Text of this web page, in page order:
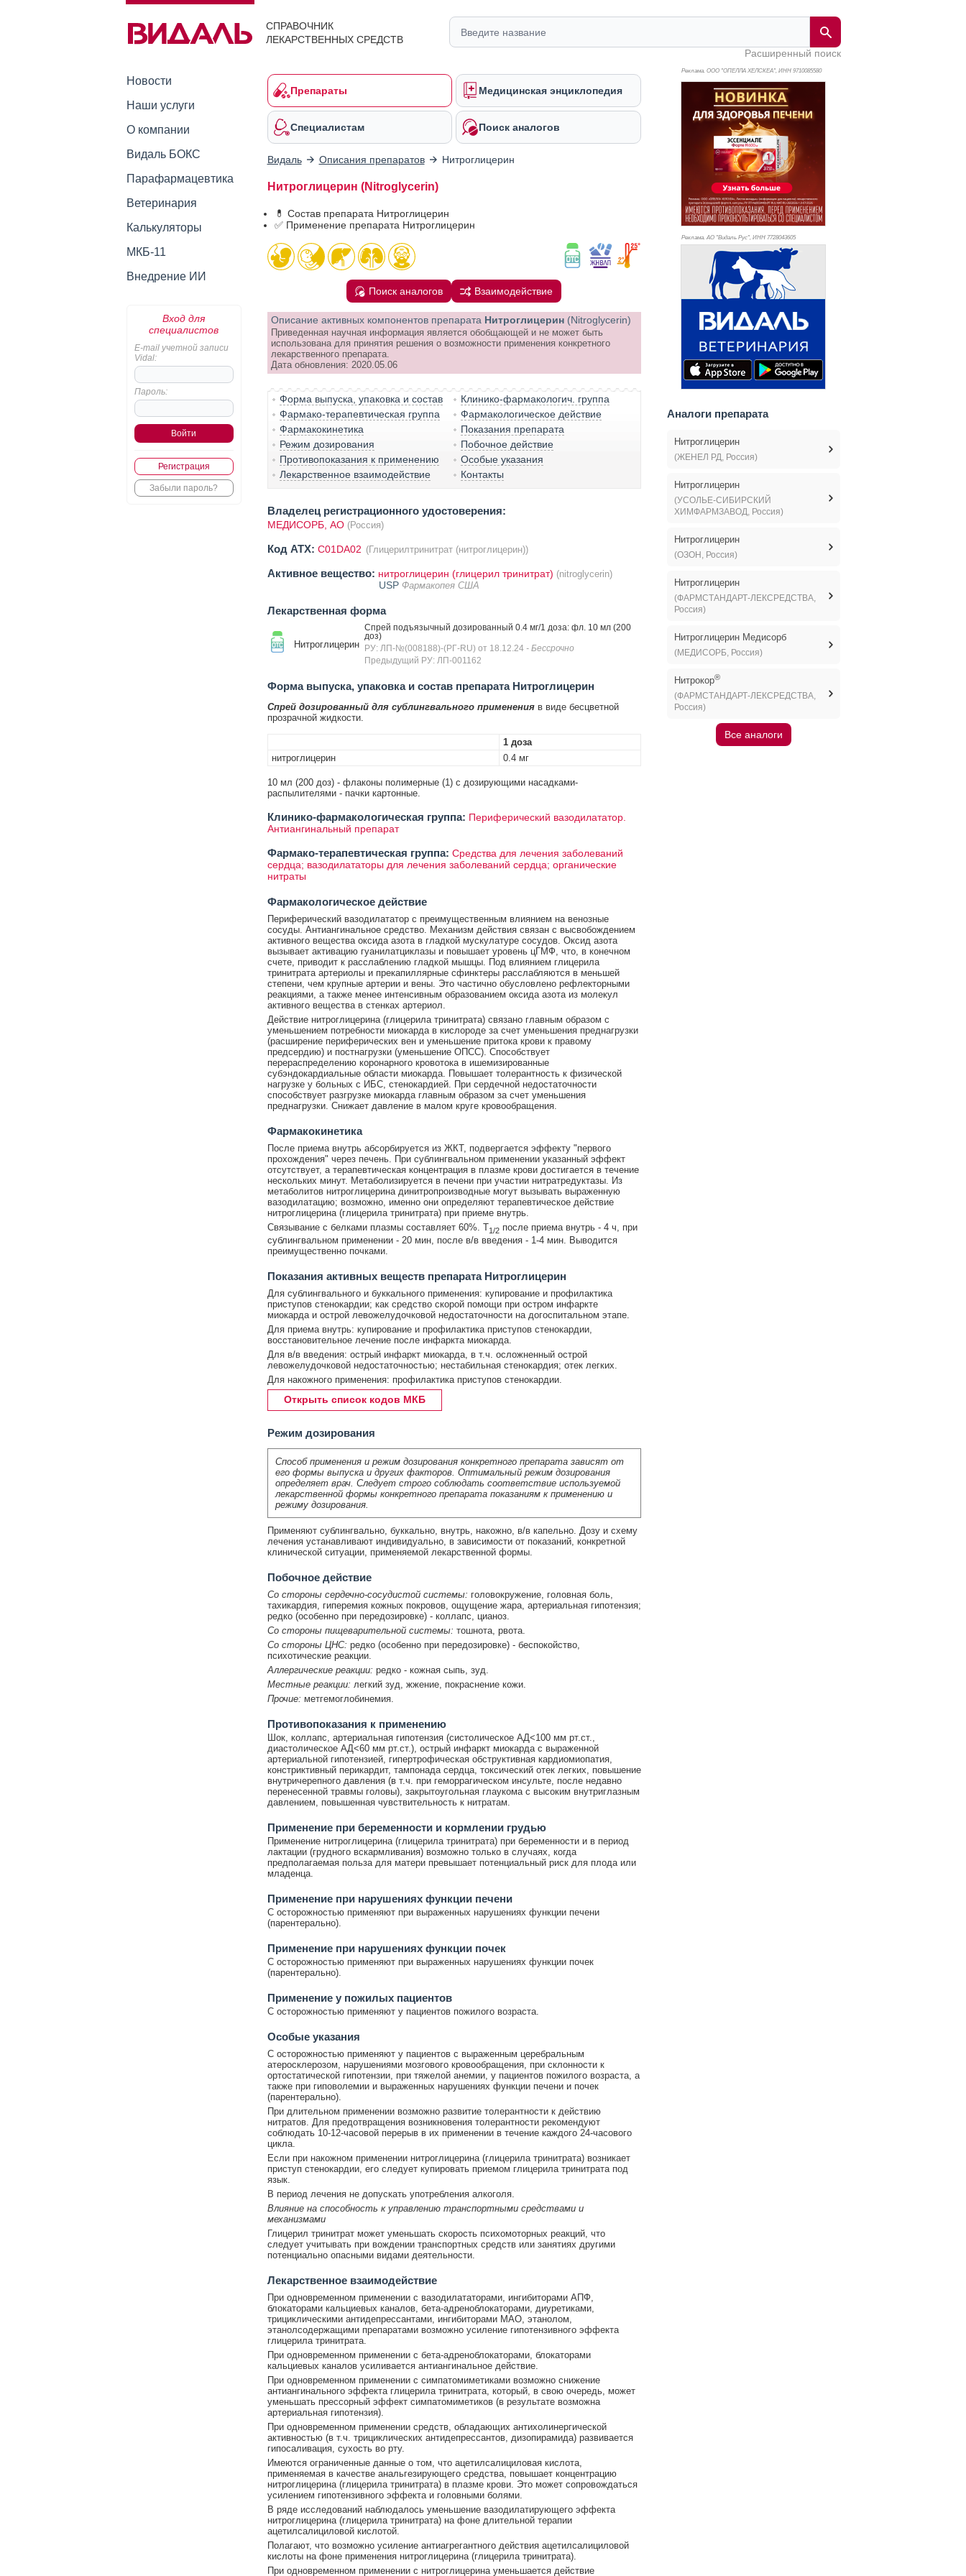
СПРАВОЧНИК
ЛЕКАРСТВЕННЫХ СРЕДСТВ
Расширенный поиск
Новости
Наши услуги
О компании
Видаль БОКС
Парафармацевтика
Ветеринария
Калькуляторы
МКБ-11
Внедрение ИИ
Вход для
специалистов
E-mail учетной записи
Vidal:
Пароль:
Регистрация
Забыли пароль?
Препараты Медицинская энциклопедия
Специалистам Поиск аналогов
Видаль Описания препаратов Нитроглицерин
Нитроглицерин (Nitroglycerin)
💊 Состав препарата Нитроглицерин
✅ Применение препарата Нитроглицерин
Поиск аналогов Взаимодействие
Описание активных компонентов препарата Нитроглицерин (Nitroglycerin)
Приведенная научная информация является обобщающей и не может быть
использована для принятия решения о возможности применения конкретного
лекарственного препарата.
Дата обновления: 2020.05.06
Форма выпуска, упаковка и состав
Клинико-фармакологич. группа
Фармако-терапевтическая группа
Фармакологическое действие
Фармакокинетика
Показания препарата
Режим дозирования
Побочное действие
Противопоказания к применению
Особые указания
Лекарственное взаимодействие
Контакты
Владелец регистрационного удостоверения:
МЕДИСОРБ, АО (Россия)
Код ATX: C01DA02 (Глицерилтринитрат (нитроглицерин))
Активное вещество: нитроглицерин (глицерил тринитрат) (nitroglycerin)
USP Фармакопея США
Лекарственная форма
Нитроглицерин
Спрей подъязычный дозированный 0.4 мг/1 доза: фл. 10 мл (200
доз)
РУ: ЛП-№(008188)-(РГ-RU) от 18.12.24 - Бессрочно
Предыдущий РУ: ЛП-001162
Форма выпуска, упаковка и состав препарата Нитроглицерин
Спрей дозированный для сублингвального примененияв виде бесцветной
прозрачной жидкости.
1 доза
нитроглицерин
0.4 мг
10 мл (200 доз) - флаконы полимерные (1) с дозирующими насадками-
распылителями - пачки картонные.
Клинико-фармакологическая группа: Периферический вазодилататор.
Антиангинальный препарат
Фармако-терапевтическая группа: Средства для лечения заболеваний
сердца; вазодилататоры для лечения заболеваний сердца; органические
нитраты
Фармакологическое действие
Периферический вазодилататор с преимущественным влиянием на венозные
сосуды. Антиангинальное средство. Механизм действия связан с высвобождением
активного вещества оксида азота в гладкой мускулатуре сосудов. Оксид азота
вызывает активацию гуанилатциклазы и повышает уровень цГМФ, что, в конечном
счете, приводит к расслаблению гладкой мышцы. Под влиянием глицерила
тринитрата артериолы и прекапиллярные сфинктеры расслабляются в меньшей
степени, чем крупные артерии и вены. Это частично обусловлено рефлекторными
реакциями, а также менее интенсивным образованием оксида азота из молекул
активного вещества в стенках артериол.
Действие нитроглицерина (глицерила тринитрата) связано главным образом с
уменьшением потребности миокарда в кислороде за счет уменьшения преднагрузки
(расширение периферических вен и уменьшение притока крови к правому
предсердию) и постнагрузки (уменьшение ОПСС). Способствует
перераспределению коронарного кровотока в ишемизированные
субэндокардиальные области миокарда. Повышает толерантность к физической
нагрузке у больных с ИБС, стенокардией. При сердечной недостаточности
способствует разгрузке миокарда главным образом за счет уменьшения
преднагрузки. Снижает давление в малом круге кровообращения.
Фармакокинетика
После приема внутрь абсорбируется из ЖКТ, подвергается эффекту "первого
прохождения" через печень. При сублингвальном применении указанный эффект
отсутствует, а терапевтическая концентрация в плазме крови достигается в течение
нескольких минут. Метаболизируется в печени при участии нитратредуктазы. Из
метаболитов нитроглицерина динитропроизводные могут вызывать выраженную
вазодилатацию; возможно, именно они определяют терапевтическое действие
нитроглицерина (глицерила тринитрата) при приеме внутрь.
Связывание с белками плазмы составляет 60%. T1/2после приема внутрь - 4 ч, при
сублингвальном применении - 20 мин, после в/в введения - 1-4 мин. Выводится
преимущественно почками.
Показания активных веществ препарата Нитроглицерин
Для сублингвального и буккального применения: купирование и профилактика
приступов стенокардии; как средство скорой помощи при остром инфаркте
миокарда и острой левожелудочковой недостаточности на догоспитальном этапе.
Для приема внутрь: купирование и профилактика приступов стенокардии,
восстановительное лечение после инфаркта миокарда.
Для в/в введения: острый инфаркт миокарда, в т.ч. осложненный острой
левожелудочковой недостаточностью; нестабильная стенокардия; отек легких.
Для накожного применения: профилактика приступов стенокардии.
Открыть список кодов МКБ
Режим дозирования
Способ применения и режим дозирования конкретного препарата зависят от
его формы выпуска и других факторов. Оптимальный режим дозирования
определяет врач. Следует строго соблюдать соответствие используемой
лекарственной формы конкретного препарата показаниям к применению и
режиму дозирования.
Применяют сублингвально, буккально, внутрь, накожно, в/в капельно. Дозу и схему
лечения устанавливают индивидуально, в зависимости от показаний, конкретной
клинической ситуации, применяемой лекарственной формы.
Побочное действие
Со стороны сердечно-сосудистой системы: головокружение, головная боль,
тахикардия, гиперемия кожных покровов, ощущение жара, артериальная гипотензия;
редко (особенно при передозировке) - коллапс, цианоз.
Со стороны пищеварительной системы: тошнота, рвота.
Со стороны ЦНС: редко (особенно при передозировке) - беспокойство,
психотические реакции.
Аллергические реакции: редко - кожная сыпь, зуд.
Местные реакции: легкий зуд, жжение, покраснение кожи.
Прочие: метгемоглобинемия.
Противопоказания к применению
Шок, коллапс, артериальная гипотензия (систолическое АД<100 мм рт.ст.,
диастолическое АД<60 мм рт.ст.), острый инфаркт миокарда с выраженной
артериальной гипотензией, гипертрофическая обструктивная кардиомиопатия,
констриктивный перикардит, тампонада сердца, токсический отек легких, повышение
внутричерепного давления (в т.ч. при геморрагическом инсульте, после недавно
перенесенной травмы головы), закрытоугольная глаукома с высоким внутриглазным
давлением, повышенная чувствительность к нитратам.
Применение при беременности и кормлении грудью
Применение нитроглицерина (глицерила тринитрата) при беременности и в период
лактации (грудного вскармливания) возможно только в случаях, когда
предполагаемая польза для матери превышает потенциальный риск для плода или
младенца.
Применение при нарушениях функции печени
С осторожностью применяют при выраженных нарушениях функции печени
(парентерально).
Применение при нарушениях функции почек
С осторожностью применяют при выраженных нарушениях функции почек
(парентерально).
Применение у пожилых пациентов
С осторожностью применяют у пациентов пожилого возраста.
Особые указания
С осторожностью применяют у пациентов с выраженным церебральным
атеросклерозом, нарушениями мозгового кровообращения, при склонности к
ортостатической гипотензии, при тяжелой анемии, у пациентов пожилого возраста, а
также при гиповолемии и выраженных нарушениях функции печени и почек
(парентерально).
При длительном применении возможно развитие толерантности к действию
нитратов. Для предотвращения возникновения толерантности рекомендуют
соблюдать 10-12-часовой перерыв в их применении в течение каждого 24-часового
цикла.
Если при накожном применении нитроглицерина (глицерила тринитрата) возникает
приступ стенокардии, его следует купировать приемом глицерила тринитрата под
язык.
В период лечения не допускать употребления алкоголя.
Влияние на способность к управлению транспортными средствами и
механизмами
Глицерил тринитрат может уменьшать скорость психомоторных реакций, что
следует учитывать при вождении транспортных средств или занятиях другими
потенциально опасными видами деятельности.
Лекарственное взаимодействие
При одновременном применении с вазодилататорами, ингибиторами АПФ,
блокаторами кальциевых каналов, бета-адреноблокаторами, диуретиками,
трициклическими антидепрессантами, ингибиторами МАО, этанолом,
этанолсодержащими препаратами возможно усиление гипотензивного эффекта
глицерила тринитрата.
При одновременном применении с бета-адреноблокаторами, блокаторами
кальциевых каналов усиливается антиангинальное действие.
При одновременном применении с симпатомиметиками возможно снижение
антиангинального эффекта глицерила тринитрата, который, в свою очередь, может
уменьшать прессорный эффект симпатомиметиков (в результате возможна
артериальная гипотензия).
При одновременном применении средств, обладающих антихолинергической
активностью (в т.ч. трициклических антидепрессантов, дизопирамида) развивается
гипосаливация, сухость во рту.
Имеются ограниченные данные о том, что ацетилсалициловая кислота,
применяемая в качестве анальгезирующего средства, повышает концентрацию
нитроглицерина (глицерила тринитрата) в плазме крови. Это может сопровождаться
усилением гипотензивного эффекта и головными болями.
В ряде исследований наблюдалось уменьшение вазодилатирующего эффекта
нитроглицерина (глицерила тринитрата) на фоне длительной терапии
ацетилсалициловой кислотой.
Полагают, что возможно усиление антиагрегантного действия ацетилсалициловой
кислоты на фоне применения нитроглицерина (глицерила тринитрата).
При одновременном применении с нитроглицерина уменьшается действие
Реклама. ООО "ОПЕЛЛА ХЕЛСКЕА", ИНН 9710085580
Реклама. АО "Видаль Рус", ИНН 7728043605
Аналоги препарата
Нитроглицерин
(ЖЕНЕЛ РД, Россия)
Нитроглицерин
(УСОЛЬЕ-СИБИРСКИЙ
ХИМФАРМЗАВОД, Россия)
Нитроглицерин
(ОЗОН, Россия)
Нитроглицерин
(ФАРМСТАНДАРТ-ЛЕКСРЕДСТВА,
Россия)
Нитроглицерин Медисорб
(МЕДИСОРБ, Россия)
Нитрокор®
(ФАРМСТАНДАРТ-ЛЕКСРЕДСТВА,
Россия)
Все аналоги